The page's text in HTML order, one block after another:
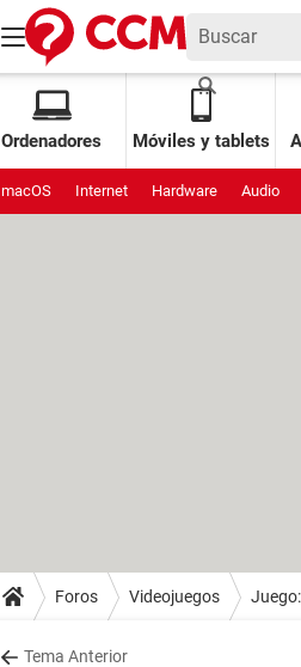
Ordenadores Móviles y tablets
macOS Internet Hardware Audio
Foros Videojuegos
Tema Anterior